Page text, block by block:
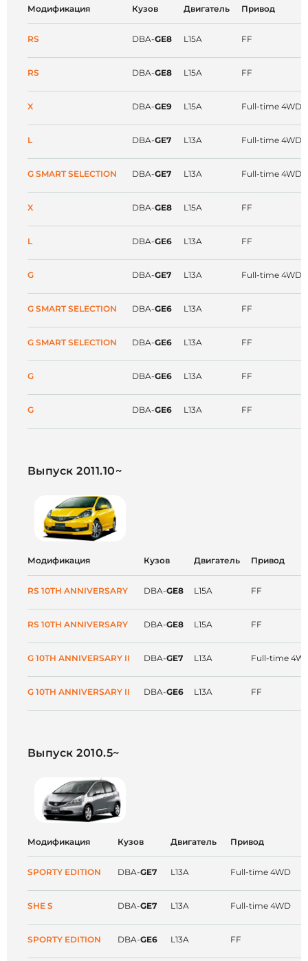
Модификация Кузов Двигатель Привод
RS DBA-GE8 L15A FF
RS DBA-GE8 L15A FF
X DBA-GE9 L15A Full-time 4WD
L DBA-GE7 L13A Full-time 4WD
G SMART SELECTION DBA-GE7 L13A Full-time 4WD
X DBA-GE8 L15A FF
L DBA-GE6 L13A FF
G DBA-GE7 L13A Full-time 4WD
G SMART SELECTION DBA-GE6 L13A FF
G SMART SELECTION DBA-GE6 L13A FF
G DBA-GE6 L13A FF
G DBA-GE6 L13A FF
Выпуск 2011.10~
Модификация Кузов Двигатель Привод
RS 10TH ANNIVERSARY DBA-GE8 L15A FF
RS 10TH ANNIVERSARY DBA-GE8 L15A FF
G 10TH ANNIVERSARY II DBA-GE7 L13A Full-time
G 10TH ANNIVERSARY II DBA-GE6 L13A FF
Выпуск 2010.5~
Модификация Кузов Двигатель Привод
SPORTY EDITION DBA-GE7 L13A Full-time 4WD
SHE S DBA-GE7 L13A Full-time 4WD
SPORTY EDITION DBA-GE6 L13A FF